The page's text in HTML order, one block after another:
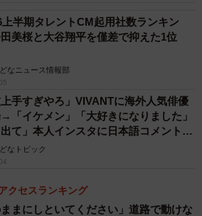
上半期タレントCM起用社数ランキン
美桜と大谷翔平を僅差で抑えた1位
なニュース情報部
上手すぎやろ」VIVANTに海外人気俳優
「イケメン」「大好きになりました」
出て」本人インスタに日本語コメント
なトピック
クセスランキング
ままにしといてください」道路で動けな